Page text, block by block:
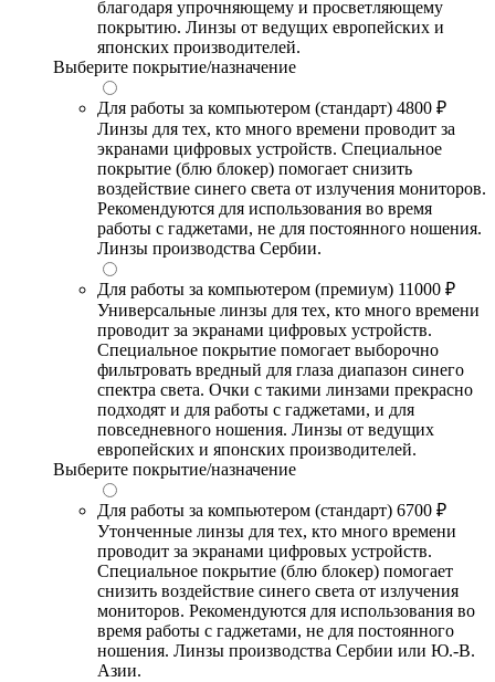
благодаря упрочняющему и просветляющему
покрытию. Линзы от ведущих европейских и
японских производителей.
Выберите покрытие/назначение
Для работы за компьютером (стандарт) 4800 ₽
Линзы для тех, кто много времени проводит за
экранами цифровых устройств. Специальное
покрытие (блю блокер) помогает снизить
воздействие синего света от излучения мониторов.
Рекомендуются для использования во время
работы с гаджетами, не для постоянного ношения.
Линзы производства Сербии.
Для работы за компьютером (премиум) 11000 ₽
Универсальные линзы для тех, кто много времени
проводит за экранами цифровых устройств.
Специальное покрытие помогает выборочно
фильтровать вредный для глаза диапазон синего
спектра света. Очки с такими линзами прекрасно
подходят и для работы с гаджетами, и для
повседневного ношения. Линзы от ведущих
европейских и японских производителей.
Выберите покрытие/назначение
Для работы за компьютером (стандарт) 6700 ₽
Утонченные линзы для тех, кто много времени
проводит за экранами цифровых устройств.
Специальное покрытие (блю блокер) помогает
снизить воздействие синего света от излучения
мониторов. Рекомендуются для использования во
время работы с гаджетами, не для постоянного
ношения. Линзы производства Сербии или Ю.-В.
Азии.